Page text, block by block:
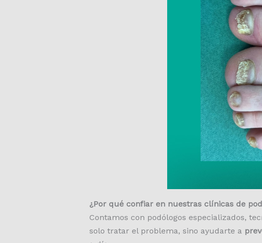
¿Por qué confiar en nuestras clínicas de
Contamos con podólogos especializados,
solo tratar el problema, sino ayudarte a